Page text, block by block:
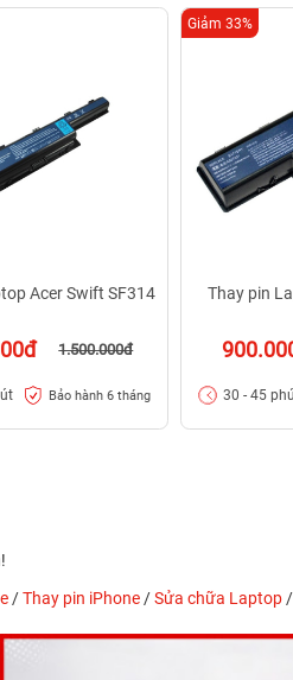
Acer Swift SF314
1.500.000đ
Bảo hành 6 tháng
Thay pin
Giảm 33%
30 - 45
/Thay pin iPhone /Sửa chữa Laptop /